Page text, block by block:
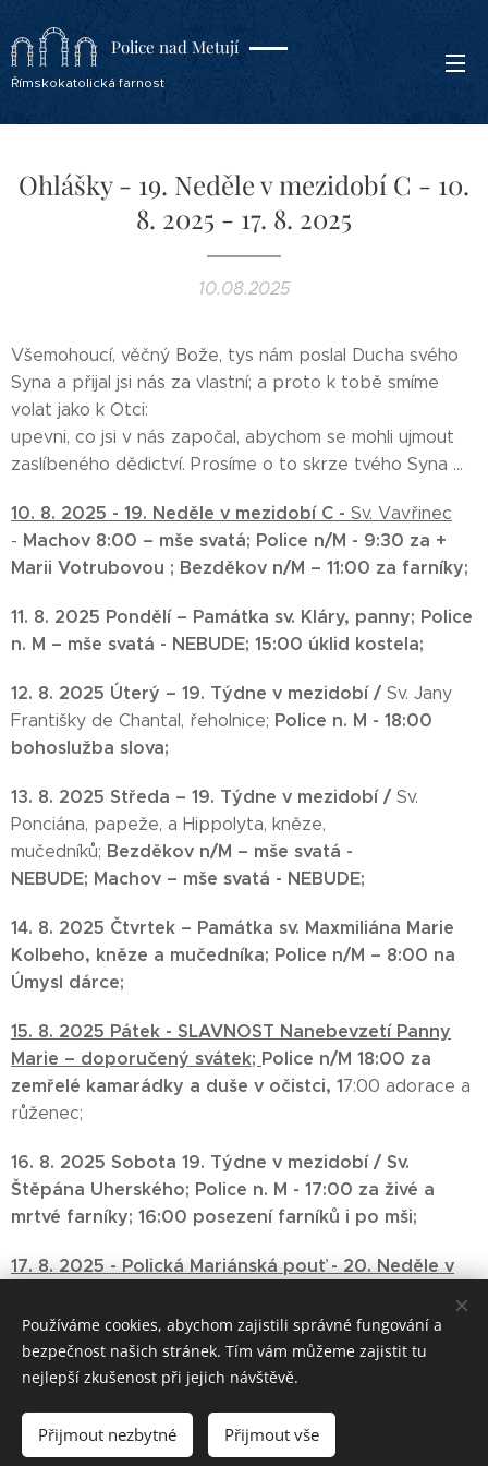
Police nad Metují
Římskokatolická farnost
Ohlášky - 19. Neděle v mezidobí C - 10.
8. 2025 - 17. 8. 2025
10.08.2025
Všemohoucí, věčný Bože, tys nám poslal Ducha svého
Syna a přijal jsi nás za vlastní; a proto k tobě smíme
volat jako k Otci:
upevni, co jsi v nás započal, abychom se mohli ujmout
zaslíbeného dědictví. Prosíme o to skrze tvého Syna ...
10. 8. 2025 - 19. Neděle v mezidobí C - Sv. Vavřinec
- Machov 8:00 – mše svatá; Police n/M - 9:30 za +
Marii Votrubovou ; Bezděkov n/M – 11:00 za farníky;
11. 8. 2025 Pondělí – Památka sv. Kláry, panny; Police
n. M – mše svatá - NEBUDE; 15:00 úklid kostela;
12. 8. 2025 Úterý – 19. Týdne v mezidobí / Sv. Jany
Františky de Chantal, řeholnice; Police n. M - 18:00
bohoslužba slova;
13. 8. 2025 Středa – 19. Týdne v mezidobí / Sv.
Ponciána, papeže, a Hippolyta, kněze,
mučedníků; Bezděkov n/M – mše svatá -
NEBUDE; Machov – mše svatá - NEBUDE;
14. 8. 2025 Čtvrtek – Památka sv. Maxmiliána Marie
Kolbeho, kněze a mučedníka; Police n/M – 8:00 na
Úmysl dárce;
15. 8. 2025 Pátek - SLAVNOST Nanebevzetí Panny
Marie – doporučený svátek; Police n/M 18:00 za
zemřelé kamarádky a duše v očistci, 17:00 adorace a
růženec;
16. 8. 2025 Sobota 19. Týdne v mezidobí / Sv.
Štěpána Uherského; Police n. M - 17:00 za živé a
mrtvé farníky; 16:00 posezení farníků i po mši;
17. 8. 2025 - Polická Mariánská pouť - 20. Neděle v
9:30 za + P. Mariána Lewického;Bezděkov n/M –
11:00 mše svatá;
Vytvořeno službou Webnode
Používáme cookies, abychom zajistili správné fungování a
bezpečnost našich stránek. Tím vám můžeme zajistit tu
nejlepší zkušenost při jejich návštěvě.
Přijmout nezbytné Přijmout vše